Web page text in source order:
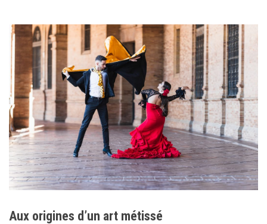
Aux origines d’un art métissé